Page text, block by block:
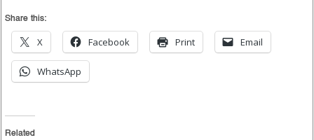
Share this:
X Facebook Print Email
WhatsApp
Related